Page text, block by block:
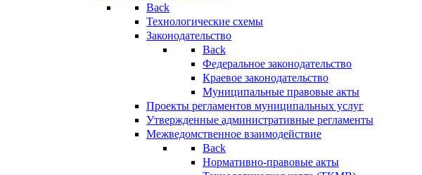
Back
Технологические схемы
Законодательство
Back
Федеральное законодательство
Краевое законодательство
Муниципальные правовые акты
Проекты регламентов муниципальных услуг
Утвержденные административные регламенты
Межведомственное взаимодействие
Back
Нормативно-правовые акты